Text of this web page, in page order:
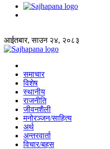
आईतबार, साउन २४, २०८३
समाचार
विशेष
स्थानीय
राजनीति
जीवनशैली
मनोरञ्जन/साहित्य
अर्थ
अन्तरवार्ता
विचार/बहस